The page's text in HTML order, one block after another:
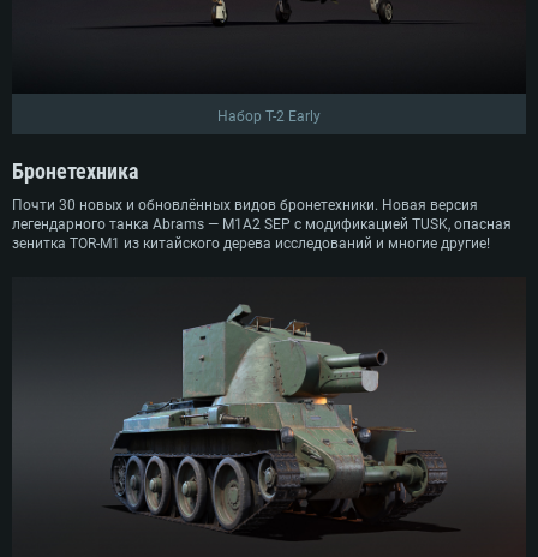
Набор T-2 Early
Бронетехника
Почти 30 новых и обновлённых видов бронетехники. Новая версия
легендарного танка Abrams — M1A2 SEP с модификацией TUSK, опасная
зенитка TOR-M1 из китайского дерева исследований и многие другие!